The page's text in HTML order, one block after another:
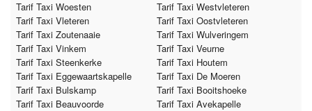
Tarif Taxi Woesten
Tarif Taxi Westvleteren
Tarif Taxi Vleteren
Tarif Taxi Oostvleteren
Tarif Taxi Zoutenaaie
Tarif Taxi Wulveringem
Tarif Taxi Vinkem
Tarif Taxi Veurne
Tarif Taxi Steenkerke
Tarif Taxi Houtem
Tarif Taxi Eggewaartskapelle
Tarif Taxi De Moeren
Tarif Taxi Bulskamp
Tarif Taxi Booitshoeke
Tarif Taxi Beauvoorde
Tarif Taxi Avekapelle